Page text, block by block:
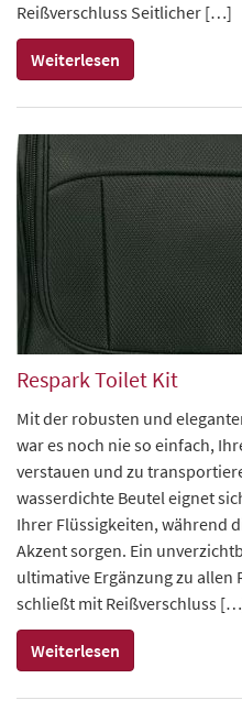
Reißverschluss Seitlicher […]
Weiterlesen
Respark Toilet Kit
Mit der robusten und
war es noch nie so einfach,
verstauen und zu
wasserdichte Beutel eignet
Ihrer Flüssigkeiten, während
Akzent sorgen. Ein
ultimative Ergänzung zu
schließt mit Reißverschluss
Weiterlesen